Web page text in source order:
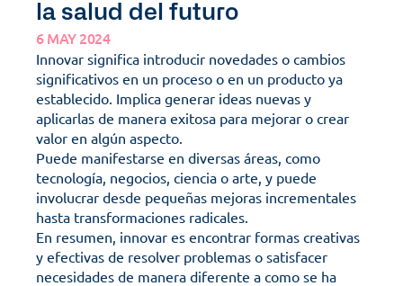
la salud del futuro
6 MAY 2024
Innovar significa introducir novedades o cambios
significativos en un proceso o en un producto ya
establecido. Implica generar ideas nuevas y
aplicarlas de manera exitosa para mejorar o crear
valor en algún aspecto.
Puede manifestarse en diversas áreas, como
tecnología, negocios, ciencia o arte, y puede
involucrar desde pequeñas mejoras incrementales
hasta transformaciones radicales.
En resumen, innovar es encontrar formas creativas
y efectivas de resolver problemas o satisfacer
necesidades de manera diferente a como se ha